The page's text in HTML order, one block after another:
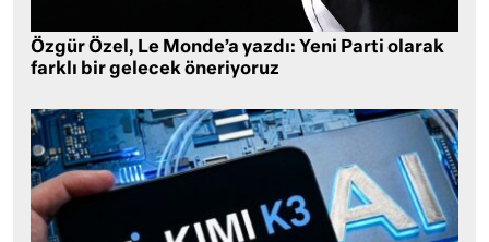
Özgür Özel, Le Monde’a yazdı: Yeni Parti olarak
farklı bir gelecek öneriyoruz